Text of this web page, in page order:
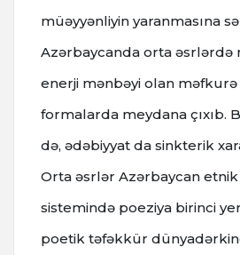
müəyyənliyin yaranmasına
Azərbaycanda orta əsrlərdə
enerji mənbəyi olan
formalarda meydana çıxıb.
də, ədəbiyyat da sinkterik
Orta əsrlər Azərbaycan
sistemində poeziya birinci
poetik təfəkkür